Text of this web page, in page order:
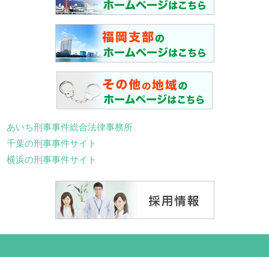
あいち刑事事件総合法律事務所
千葉の刑事事件サイト
横浜の刑事事件サイト